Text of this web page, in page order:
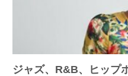
ジャズ、R&B、ヒップ